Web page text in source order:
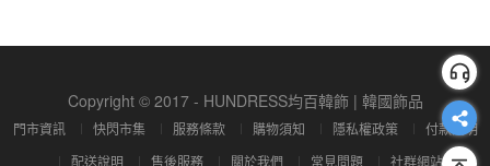
Copyright © 2017 - HUNDRESS均百韓飾 | 韓國飾品
門市資訊 快閃市集 服務條款 購物須知 隱私權政策
付款說明
配送說明
售後服務 關於我們 常見問題 社群網站